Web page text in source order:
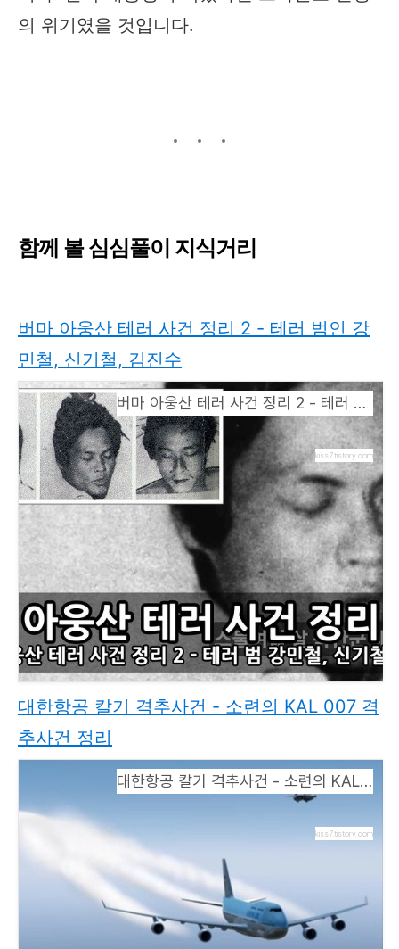
의 위기였을 것입니다.​
함께 볼 심심풀이 지식거리
버마 아웅산 테러 사건 정리 2 - 테러 범인 강
민철, 신기철, 김진수
버마 아웅산 테러 사건 정리 2 - 테러 범인 강민철, 신기철, 김진수
kiss7.tistory.com
대한항공 칼기 격추사건 - 소련의 KAL 007 격
추사건 정리
대한항공 칼기 격추사건 - 소련의 KAL 007 격추사건 정리
kiss7.tistory.com